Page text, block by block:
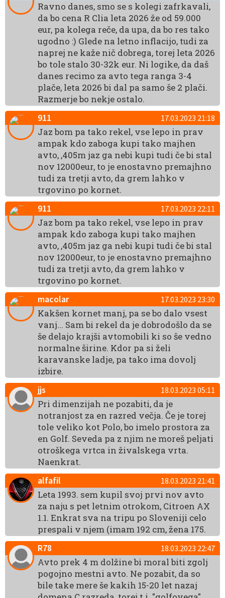
Ravno danes, smo se s kolegi zafrkavali,
da bo cena R Clia leta 2026 že od 59.000
eur, pa kolega reče, da upa, da bo res tako
ugodno :) Glede na letno inflacijo, tudi za
naprej ne kaže nič dobrega, torej leta 2026
bo tole stalo 30-32k eur. Ni logike, da daš
danes recimo za avto tega ranga 3-4
plače, leta 2026 bi dal pa samo še 2 plači.
Razmerje bo nekje ostalo.
911
17.03.2023 21:18
Jaz bom pa tako rekel, vse lepo in prav
ampak kdo zaboga kupi tako majhen
avto, ,405m jaz ga nebi kupi tudi če bi stal
nov 12000eur, to je enostavno premajhno
tudi za tretji avto, da grem lahko v
trgovino po kornet.
911
17.03.2023 22:11
Jaz bom pa tako rekel, vse lepo in prav
ampak kdo zaboga kupi tako majhen
avto, ,405m jaz ga nebi kupi tudi če bi stal
nov 12000eur, to je enostavno premajhno
tudi za tretji avto, da grem lahko v
trgovino po kornet.
macolar
17.03.2023 23:30
Kakšen kornet manj, pa se bo dalo vsest
vanj... Sam bi rekel da je dobrodošlo da se
še delajo krajši avtomobili ki so še vedno
normalne širine. Kdor pa si želi
karavanske ladje, pa tako ima dovolj
izbire.
jjs
18.03.2023 05:11
Pri dimenzijah ne pozabiti, da je
notranjost za en razred večja. Če je torej
tole veliko kot Polo, bo imelo prostora za
en Golf. Seveda pa z njim ne moreš peljati
otroškega vrtca in živalskega vrta.
Naenkrat.
alfafil
18.03.2023 21:41
Leta 1993. sem kupil svoj prvi nov avto
za naju s pet letnim otrokom, Citroen AX
1.1. Enkrat sva na tripu po Sloveniji celo
prespali v njem (imam 192 cm, žena 175.
R78
18.03.2023 22:47
Avto prek 4 m dolžine bi moral biti zgolj
pogojno mestni avto. Ne pozabit, da so
bile take mere še kakih 15-20 let nazaj